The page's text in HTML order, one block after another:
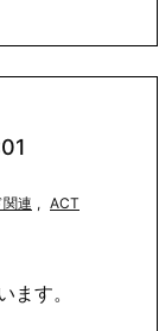
連 , ACT
ます。